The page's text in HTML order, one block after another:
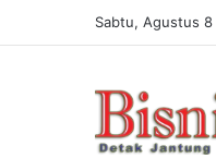
Sabtu, Agustus